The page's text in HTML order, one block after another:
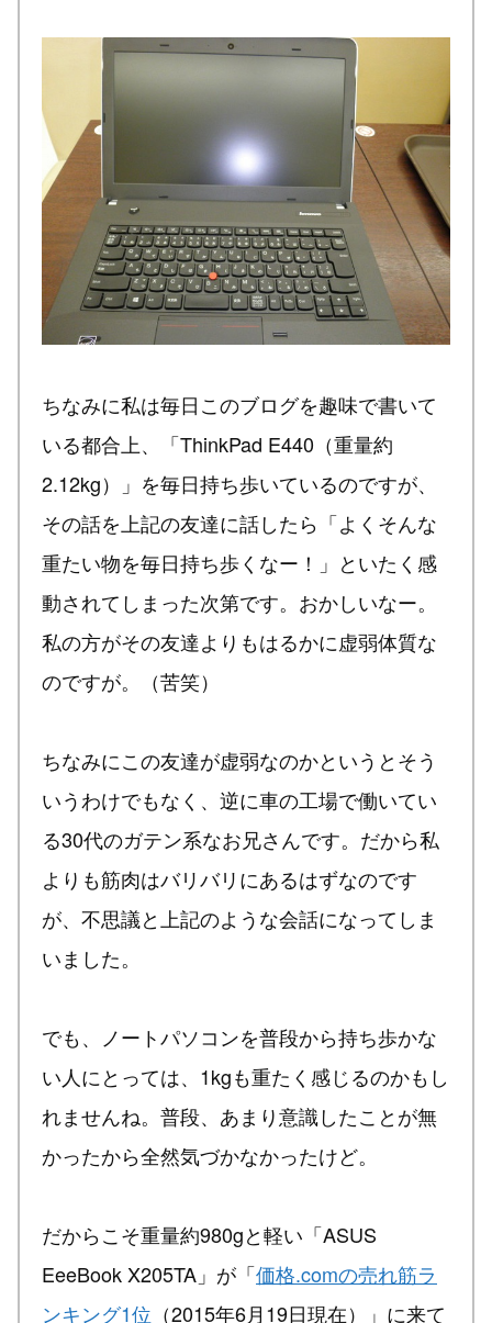
ちなみに私は毎日このブログを趣味で書いて
いる都合上、「ThinkPad E440（重量約
2.12kg）」を毎日持ち歩いているのですが、
その話を上記の友達に話したら「よくそんな
重たい物を毎日持ち歩くなー！」といたく感
動されてしまった次第です。おかしいなー。
私の方がその友達よりもはるかに虚弱体質な
のですが。（苦笑）
ちなみにこの友達が虚弱なのかというとそう
いうわけでもなく、逆に車の工場で働いてい
る30代のガテン系なお兄さんです。だから私
よりも筋肉はバリバリにあるはずなのです
が、不思議と上記のような会話になってしま
いました。
でも、ノートパソコンを普段から持ち歩かな
い人にとっては、1kgも重たく感じるのかもし
れませんね。普段、あまり意識したことが無
かったから全然気づかなかったけど。
だからこそ重量約980gと軽い「ASUS
EeeBook X205TA」が「価格.comの売れ筋ラ
ンキング1位 （2015年6月19日現在）」に来て